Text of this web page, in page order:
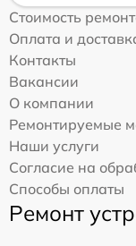
Стоимость
Оплата и
Контакты
Вакансии
О компании
Ремонтируемые
Наши услуги
Согласие на
Способы оплаты
Ремонт